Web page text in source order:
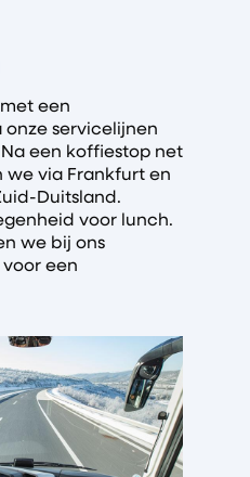
een
servicelijnen
een koffiestop net
we via Frankfurt en
Duitsland.
voor lunch.
we bij ons
een